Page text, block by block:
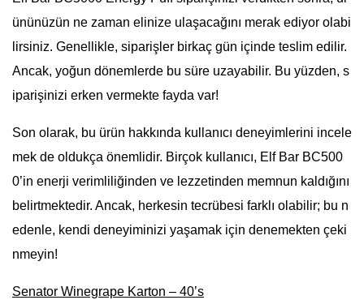
ününüzün ne zaman elinize ulaşacağını merak ediyor olabi
lirsiniz. Genellikle, siparişler birkaç gün içinde teslim edilir.
Ancak, yoğun dönemlerde bu süre uzayabilir. Bu yüzden, s
iparişinizi erken vermekte fayda var!
Son olarak, bu ürün hakkında kullanıcı deneyimlerini incele
mek de oldukça önemlidir. Birçok kullanıcı, Elf Bar BC500
0’in enerji verimliliğinden ve lezzetinden memnun kaldığını
belirtmektedir. Ancak, herkesin tecrübesi farklı olabilir; bu n
edenle, kendi deneyiminizi yaşamak için denemekten çeki
nmeyin!
Senator Winegrape Karton – 40’s